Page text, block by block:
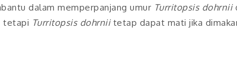
dalam memperpanjang umur Turritopsis dohrnii
tetapi Turritopsis dohrnii tetap dapat mati jika